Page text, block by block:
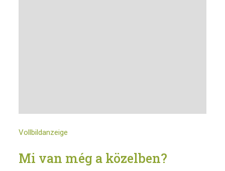
Vollbildanzeige
Mi van még a közelben?